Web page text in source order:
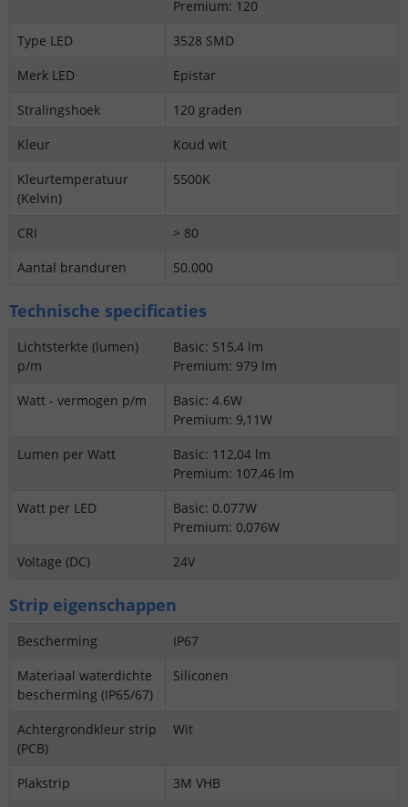
Premium: 120
Type LED
3528 SMD
Merk LED
Epistar
Stralingshoek
120 graden
Kleur
Koud wit
Kleurtemperatuur
(Kelvin)
5500K
CRI
> 80
Aantal branduren
50.000
Technische specificaties
Lichtsterkte (lumen)
p/m
Basic: 515,4 lm
Premium: 979 lm
Watt - vermogen p/m
Basic: 4.6W
Premium: 9,11W
Lumen per Watt
Basic: 112,04 lm
Premium: 107,46 lm
Watt per LED
Basic: 0.077W
Premium: 0,076W
Voltage (DC)
24V
Strip eigenschappen
Bescherming
IP67
Materiaal waterdichte
bescherming (IP65/67)
Siliconen
Achtergrondkleur strip
(PCB)
Wit
Plakstrip
3M VHB